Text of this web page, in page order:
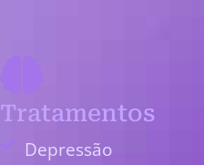
Tratamentos
Depressão